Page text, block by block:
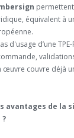
équivalent à
d'usage d’une
œuvre couvre déjà
avantages de la